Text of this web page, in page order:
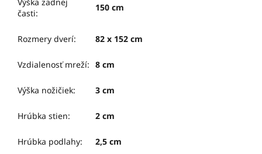
Výška zadnej
časti:
150 cm
Rozmery dverí: 82 x 152 cm
Vzdialenosť mreží: 8 cm
Výška nožičiek: 3 cm
Hrúbka stien: 2 cm
Hrúbka podlahy: 2,5 cm